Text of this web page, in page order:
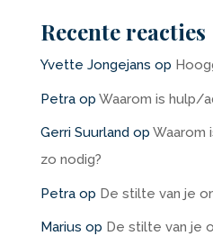
Recente reacties
Yvette Jongejans op
Petraop Waarom is hulp/
Gerri Suurland op Waarom
zo nodig?
Petraop De stilte van je
Marius op De stilte van je